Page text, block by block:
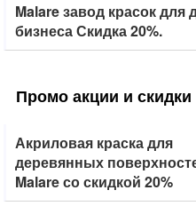
Malare завод красок для
бизнеса Скидка 20%.
Промо акции и скидки
Акриловая краска для
деревянных
Malare со скидкой 20%